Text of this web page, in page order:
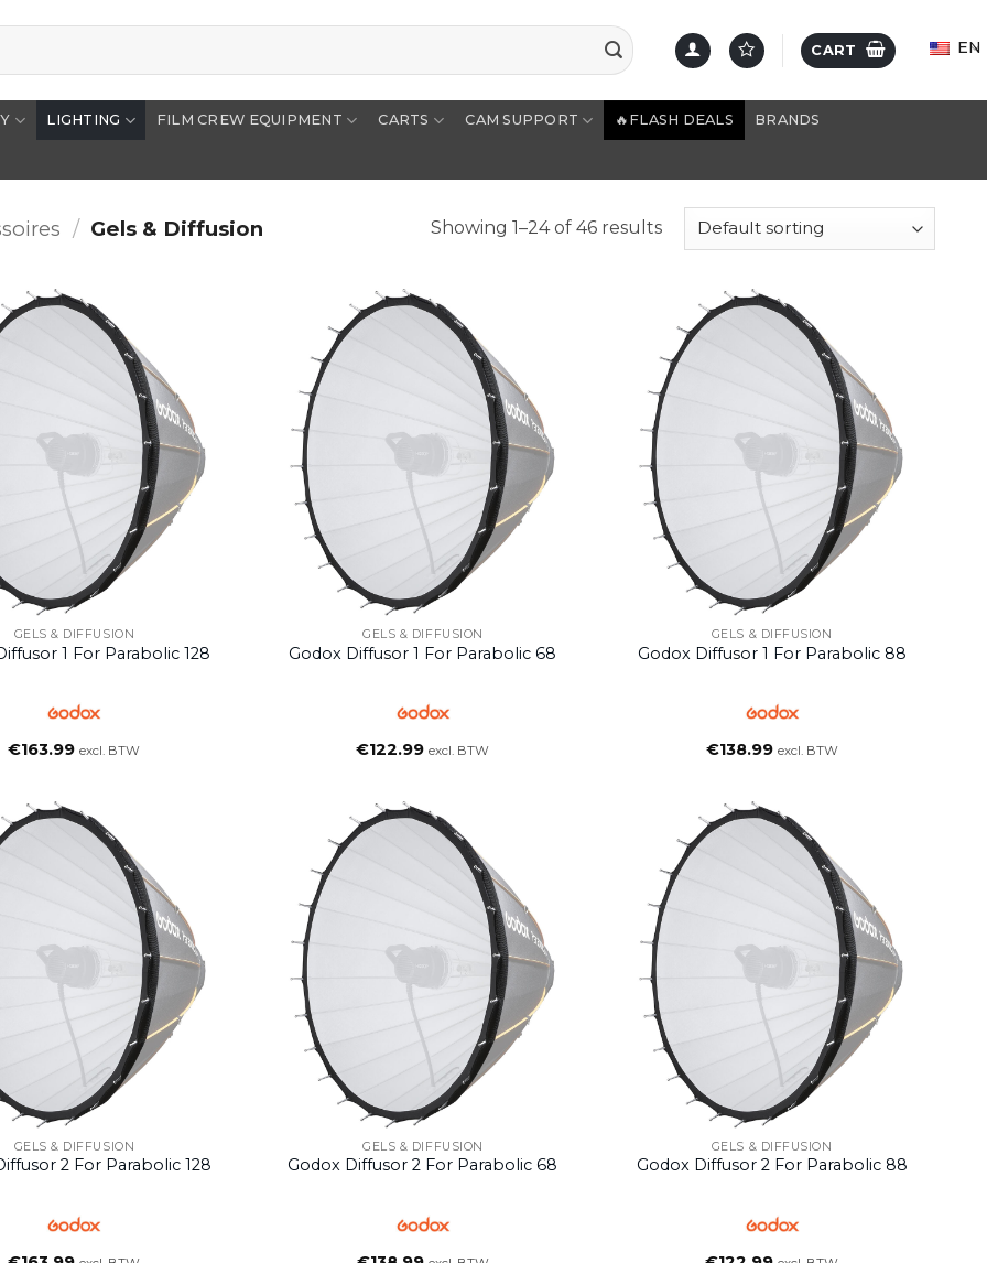
CART EN
LIGHTING FILM CREW EQUIPMENT CARTS CAM SUPPORT 🔥FLASH DEALS BRANDS
/ Gels & Diffusion Showing 1–24 of 46 results
GELS & DIFFUSION
1 For Parabolic 128
€163.99 excl. BTW
GELS & DIFFUSION
Godox Diffusor 1 For Parabolic 68
€122.99 excl. BTW
GELS & DIFFUSION
Godox Diffusor 1 For Parabolic 88
€138.99 excl. BTW
GELS & DIFFUSION
2 For Parabolic 128
GELS & DIFFUSION
Godox Diffusor 2 For Parabolic 68
GELS & DIFFUSION
Godox Diffusor 2 For Parabolic 88